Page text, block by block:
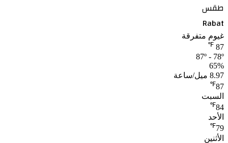
طقس
Rabat
غيوم متفرقة
87
℉
87º - 78º
65%
8.97 ميل/ساعة
87
℉
السبت
84
℉
الأحد
79
℉
الأثنين